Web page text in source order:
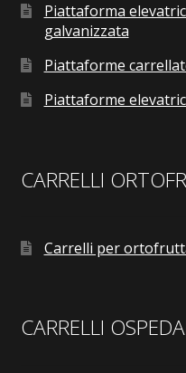
Piattaforma
galvanizzata
Piattaforme
Piattaforme
CARRELLI
Carrelli per
CARRELLI